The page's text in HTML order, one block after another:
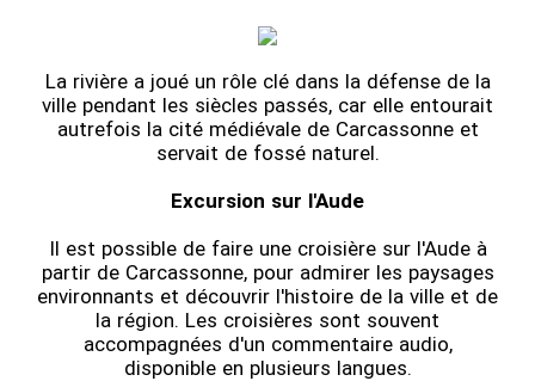
La rivière a joué un rôle clé dans la défense de la
ville pendant les siècles passés, car elle entourait
autrefois la cité médiévale de Carcassonne et
servait de fossé naturel.
Excursion sur l'Aude
Il est possible de faire une croisière sur l'Aude à
partir de Carcassonne, pour admirer les paysages
environnants et découvrir l'histoire de la ville et de
la région. Les croisières sont souvent
accompagnées d'un commentaire audio,
disponible en plusieurs langues.